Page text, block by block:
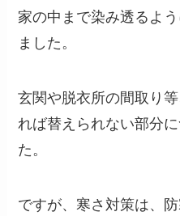
家の中まで染み透るよ
ました。
玄関や脱衣所の間取り
れば替えられない部分
た。
ですが、寒さ対策は、